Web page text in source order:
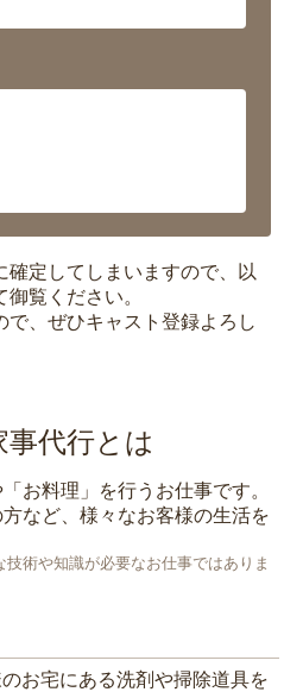
定してしまいますので、以
覧ください。
、ぜひキャスト登録よろし
事代行とは
お料理 」を行うお仕事です。
など、様々なお客様の生活を
術や知識が必要なお仕事ではありま
お宅にある洗剤や掃除道具を